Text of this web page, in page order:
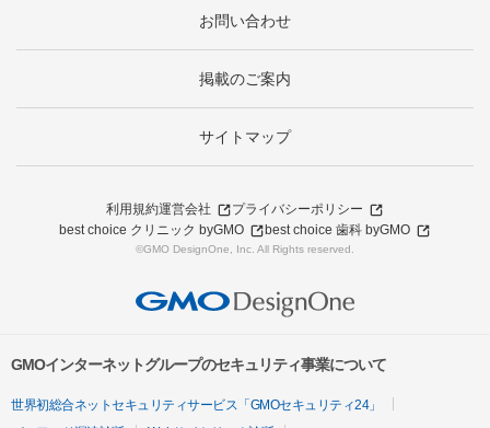
お問い合わせ
掲載のご案内
サイトマップ
利用規約運営会社
プライバシーポリシー
best choice クリニック byGMO
best choice 歯科 byGMO
©GMO DesignOne, Inc. All Rights reserved.
GMOインターネットグループのセキュリティ事業について
世界初総合ネットセキュリティサービス「GMOセキュリティ24」